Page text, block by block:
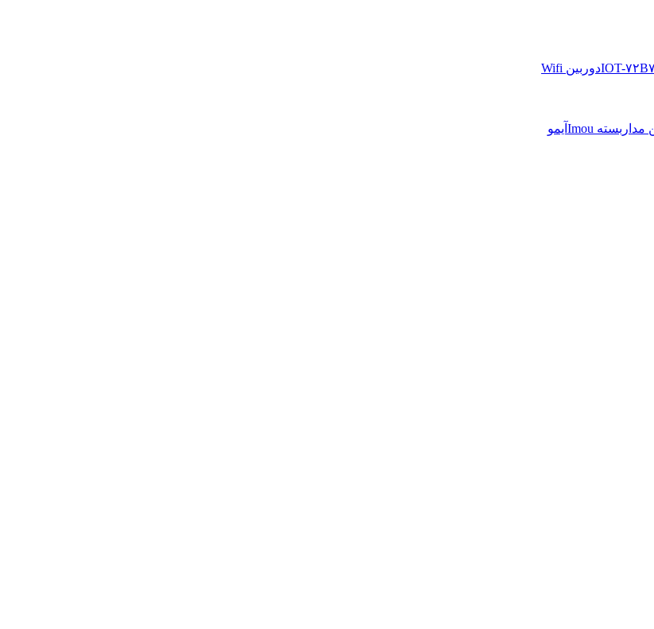
دوربین Wifi
آیمو